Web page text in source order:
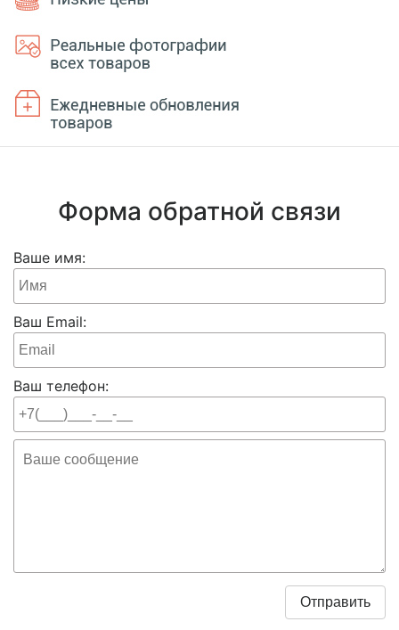
Форма обратной связи
Ваше имя:
Ваш Email:
Ваш телефон: